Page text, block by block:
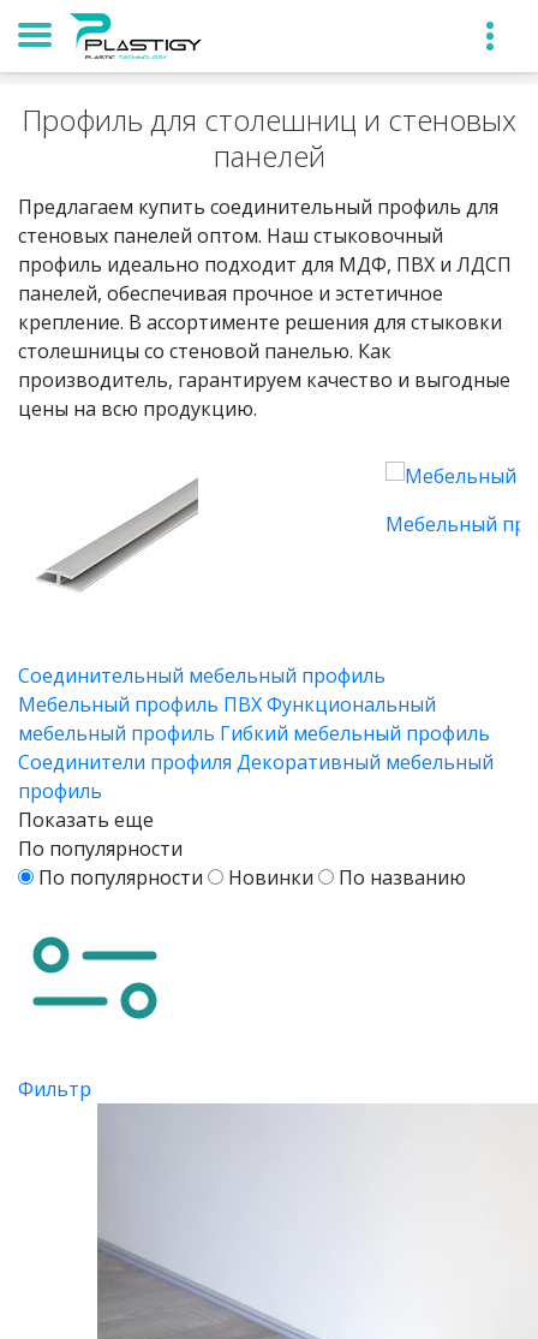
Профиль для столешниц и стеновых
панелей
Предлагаем купить соединительный профиль для
стеновых панелей оптом. Наш стыковочный
профиль идеально подходит для МДФ, ПВХ и ЛДСП
панелей, обеспечивая прочное и эстетичное
крепление. В ассортименте решения для стыковки
столешницы со стеновой панелью. Как
производитель, гарантируем качество и выгодные
цены на всю продукцию.
Соединительный мебельный профиль
Мебельный
Мебельный профиль ПВХФункциональный
мебельный профиль Гибкий мебельный профиль
Соединители профиля Декоративный мебельный
профиль
Показать еще
По популярности
По популярности
Новинки По названию
Фильтр